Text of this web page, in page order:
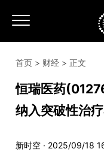
首页 > 财经 > 正文
恒瑞医药
纳入突破性治
新时空 · 2025/09/18